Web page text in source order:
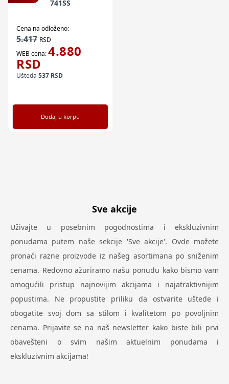
741SS
Cena na odloženo:
5.417 RSD
WEB cena:4.880
RSD
Ušteda 537 RSD
Dodaj u korpu
Sve akcije
Uživajte u posebnim pogodnostima i ekskluzivnim
ponudama putem naše sekcije 'Sve akcije'. Ovde možete
pronaći razne proizvode iz našeg asortimana po sniženim
cenama. Redovno ažuriramo našu ponudu kako bismo vam
omogućili pristup najnovijim akcijama i najatraktivnijim
popustima. Ne propustite priliku da ostvarite uštede i
obogatite svoj dom sa stilom i kvalitetom po povoljnim
cenama. Prijavite se na naš newsletter kako biste bili prvi
obavešteni o svim našim aktuelnim ponudama i
ekskluzivnim akcijama!